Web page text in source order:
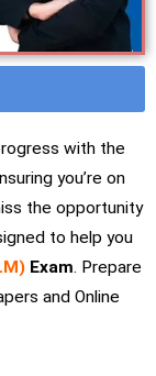
with the
you’re on
the opportunity
to help you
Exam. Prepare
and Online